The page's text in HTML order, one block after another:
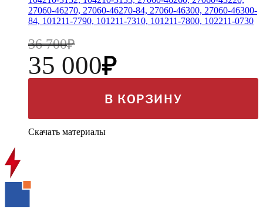
27060-46270, 27060-46270-84, 27060-46300, 27060-46300-
84, 101211-7790, 101211-7310, 101211-7800, 102211-0730
36 700
35 000
В КОРЗИНУ
Скачать материалы